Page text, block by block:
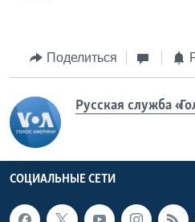
Поделиться
Русская служба
СОЦИАЛЬНЫЕ СЕТИ